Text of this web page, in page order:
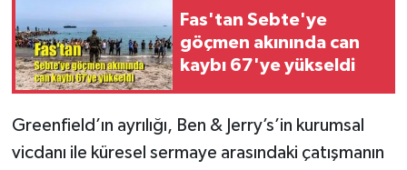
Fas'tan Sebte'ye
göçmen akınında can
kaybı 67'ye yükseldi
Greenfield’ın ayrılığı, Ben & Jerry’s’in kurumsal
vicdanı ile küresel sermaye arasındaki çatışmanın